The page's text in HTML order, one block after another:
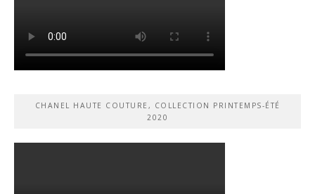
CHANEL HAUTE COUTURE, COLLECTION PRINTEMPS-ÉTÉ
2020